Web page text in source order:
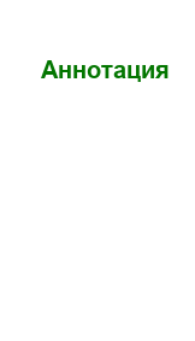
Аннотация